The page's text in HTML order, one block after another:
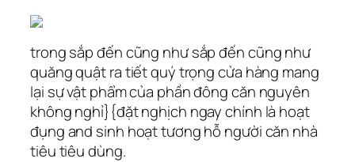
trong sắp đến cũng như sắp đến cũng như
quăng quật ra tiết quý trọng cửa hàng mang
lại sự vật phẩm của phần đông căn nguyên
không nghỉ}{đặt nghịch ngay chính là hoạt
đụng and sinh hoạt tương hỗ người căn nhà
tiêu tiêu dùng.